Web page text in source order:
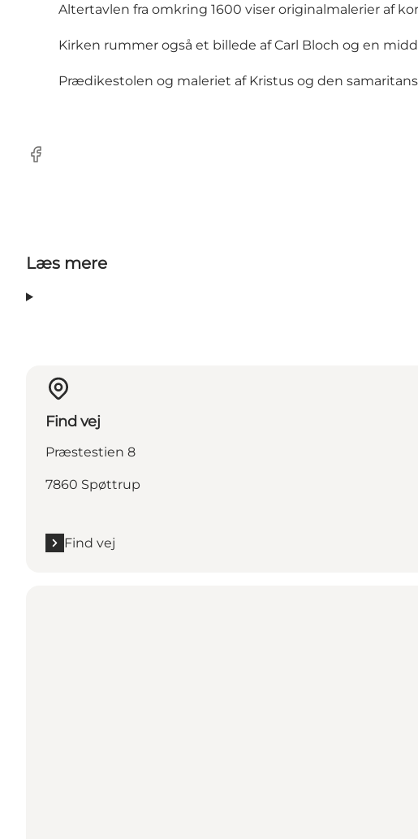
Altertavlen fra omkring 1600 viser originalmalerier af
Kirken rummer også et billede af Carl Bloch og en
Prædikestolen og maleriet af Kristus og den
Facebook
Læs mere
Find vej
Præstestien 8
7860 Spøttrup
Find vej